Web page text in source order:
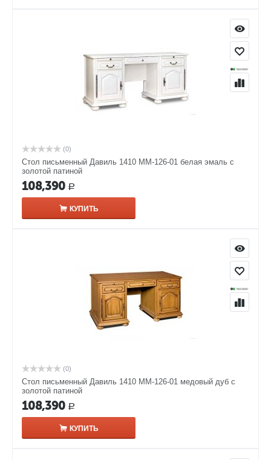
(0)
Стол письменный Давиль 1410 ММ-126-01 белая эмаль с
золотой патиной
108,390 Р
КУПИТЬ
(0)
Стол письменный Давиль 1410 ММ-126-01 медовый дуб с
золотой патиной
108,390 Р
КУПИТЬ